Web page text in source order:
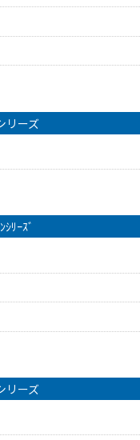
リーズ
ﾘｰｽﾞ
リーズ